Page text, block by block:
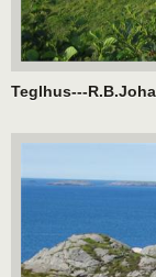
Teglhus---